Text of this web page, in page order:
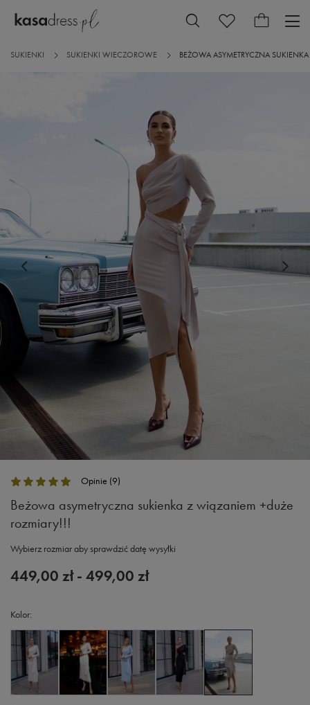
SUKIENKI SUKIENKI WIECZOROWE BEŻOWA ASYMETRYCZNA
Opinie (9)
Beżowa asymetryczna sukienka z wiązaniem +duże
rozmiary!!!
Wybierz rozmiar aby sprawdzić datę wysyłki
Kolor
449,00 zł- 499,00 zł